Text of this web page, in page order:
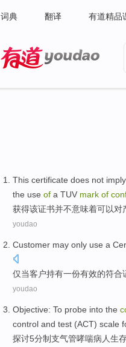
词典 翻译 有道精品
This certificate does not imply
the use of a TUV mark of
获得该证书并不意味着可以对
youdao
Customer may only use a
仅当客户持有一份有效的符合
youdao
Objective: To probe into the
control and test (ACT) scale
探讨5分制支气管哮喘病人生